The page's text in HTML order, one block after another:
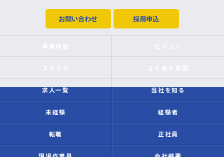
お問い合わせ 採用申込
求人一覧 当社を知る
未経験 経験者
転職 正社員